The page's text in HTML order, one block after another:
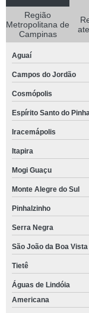
Região
Metropolitana de
Campinas
Aguaí
Campos do Jordão
Cosmópolis
Espírito Santo do
Iracemápolis
Itapira
Mogi Guaçu
Monte Alegre do Sul
Pinhalzinho
Serra Negra
São João da Boa Vista
Tietê
Águas de Lindóia
Americana